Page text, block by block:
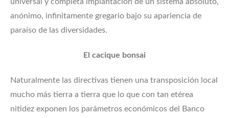
anónimo, infinitamente gregario bajo su apariencia de
paraíso de las diversidades.
El cacique bonsai
Naturalmente las directivas tienen una transposición local
mucho más tierra a tierra que lo que con tan etérea
nitidez exponen los parámetros económicos del Banco